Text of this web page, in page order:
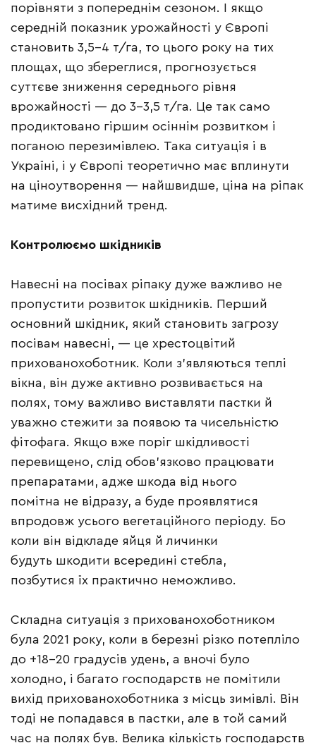
порівняти з попереднім сезоном. І якщо
середній показник урожайності у Європі
становить 3,5–4 т/га, то цього року на тих
площах, що збереглися, прогнозується
суттєве зниження середнього рівня
врожайності — до 3–3,5 т/га. Це так само
продиктовано гіршим осіннім розвитком і
поганою перезимівлею. Така ситуація і в
Україні, і у Європі теоретично має вплинути
на ціноутворення — найшвидше, ціна на ріпак
матиме висхідний тренд.
Контролюємо шкідників
Навесні на посівах ріпаку дуже важливо не
пропустити розвиток шкідників. Перший
основний шкідник, який становить загрозу
посівам навесні, — це хрестоцвітий
прихованохоботник. Коли з’являються теплі
вікна, він дуже активно розвивається на
полях, тому важливо виставляти пастки й
уважно стежити за появою та чисельністю
фітофага. Якщо вже поріг шкідливості
перевищено, слід обов’язково працювати
препаратами, адже шкода від нього
помітна не відразу, а буде проявлятися
впродовж усього вегетаційного періоду. Бо
коли він відкладе яйця й личинки
будуть шкодити всередині стебла,
позбутися їх практично неможливо.
Складна ситуація з прихованохоботником
була 2021 року, коли в березні різко потепліло
до +18–20 градусів удень, а вночі було
холодно, і багато господарств не помітили
вихід прихованохоботника з місць зимівлі. Він
тоді не попадався в пастки, але в той самий
час на полях був. Велика кількість господарств